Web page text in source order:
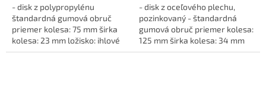
- disk z polypropylénu
štandardná gumová obruč
priemer kolesa: 75 mm širka
kolesa: 23 mm ložisko: ihlové
vyloženie: 32 mm rozteč...
- disk z oceľového plechu,
pozinkovaný - štandardná
gumová obruč priemer kolesa:
125 mm širka kolesa: 34 mm
ložisko: ihlové priemer...